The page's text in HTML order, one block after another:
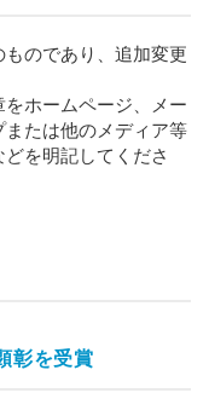
のであり、追加変更
ホームページ、メー
たは他のメディア等
を明記してくださ
彰を受賞